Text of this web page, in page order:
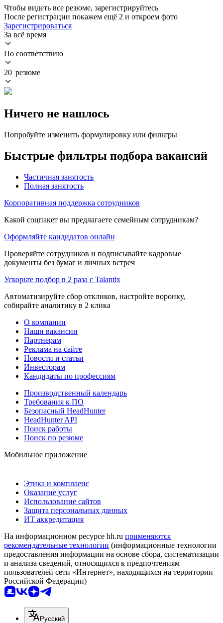
Чтобы видеть все резюме, зарегистрируйтесь
После регистрации покажем ещё 2 и откроем фото
Зарегистрироваться
За всё время
По соответствию
20 резюме
Ничего не нашлось
Попробуйте изменить формулировку или фильтры
Быстрые фильтры подбора вакансий
Частичная занятость
Полная занятость
Корпоративная поддержка сотрудников
Какой соцпакет вы предлагаете семейным сотрудникам?
Оформляйте кандидатов онлайн
Проверяйте сотрудников и подписывайте кадровые
документы без бумаг и личных встреч
Ускорьте подбор в 2 раза с Talantix
Автоматизируйте сбор откликов, настройте воронку,
собирайте аналитику в 2 клика
О компании
Наши вакансии
Партнерам
Реклама на сайте
Новости и статьи
Инвесторам
Кандидаты по профессиям
Производственный календарь
Требования к ПО
Безопасный HeadHunter
HeadHunter API
Поиск работы
Поиск по резюме
Мобильное приложение
Этика и комплаенс
Оказание услуг
Использование сайтов
Защита персональных данных
ИТ аккредитация
На информационном ресурсе hh.ru применяются
рекомендательные технологии (информационные технологии
предоставления информации на основе сбора, систематизации
и анализа сведений, относящихся к предпочтениям
пользователей сети «Интернет», находящихся на территории
Российской Федерации)
Русский